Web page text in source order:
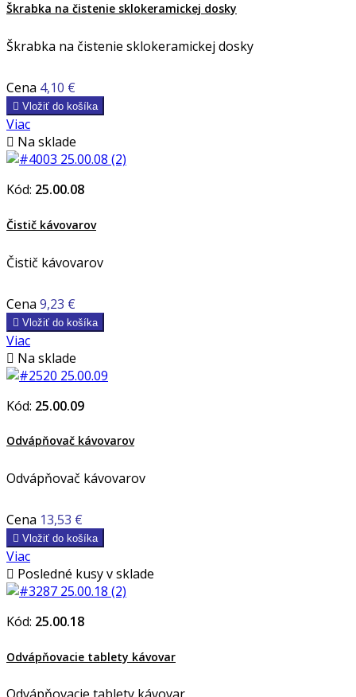
Škrabka na čistenie sklokeramickej dosky
Škrabka na čistenie sklokeramickej dosky
Cena 4,10 €
 Vložiť do košíka
Viac
 Na sklade
Kód: 25.00.08
Čistič kávovarov
Čistič kávovarov
Cena 9,23 €
 Vložiť do košíka
Viac
 Na sklade
Kód: 25.00.09
Odvápňovač kávovarov
Odvápňovač kávovarov
Cena 13,53 €
 Vložiť do košíka
Viac
 Posledné kusy v sklade
Kód: 25.00.18
Odvápňovacie tablety kávovar